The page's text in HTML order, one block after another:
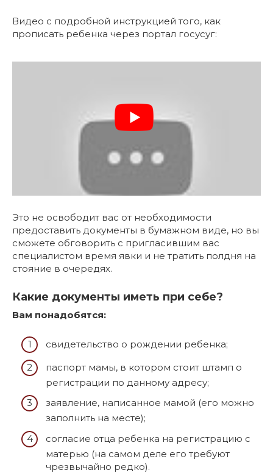
Видео с подробной инструкцией того, как
прописать ребенка через портал госусуг:
Это не освободит вас от необходимости
предоставить документы в бумажном виде, но вы
сможете обговорить с пригласившим вас
специалистом время явки и не тратить полдня на
стояние в очередях.
Какие документы иметь при себе?
Вам понадобятся:
свидетельство о рождении ребенка;
паспорт мамы, в котором стоит штамп о
регистрации по данному адресу;
заявление, написанное мамой (его можно
заполнить на месте);
согласие отца ребенка на регистрацию с
матерью (на самом деле его требуют
чрезвычайно редко).